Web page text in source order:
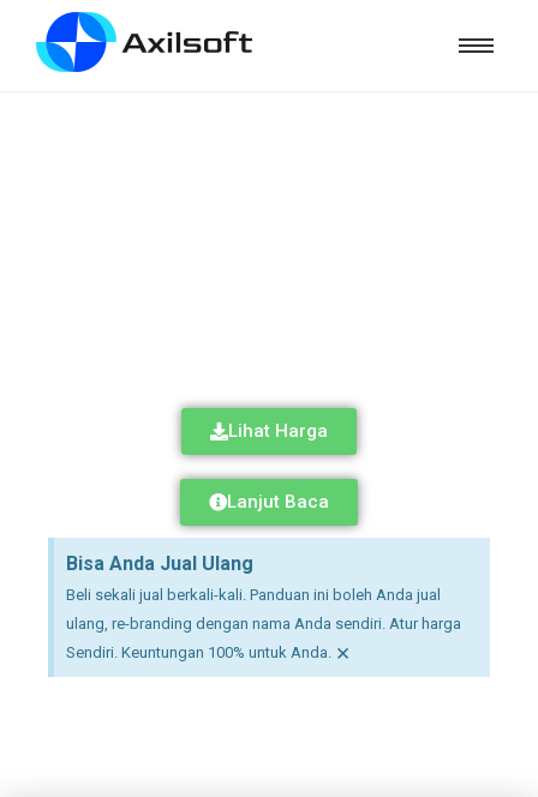
Lihat Harga
Lanjut Baca
Bisa Anda Jual Ulang
Beli sekali jual berkali-kali. Panduan ini boleh Anda jual
ulang, re-branding dengan nama Anda sendiri. Atur harga
Sendiri. Keuntungan 100% untuk Anda. ×